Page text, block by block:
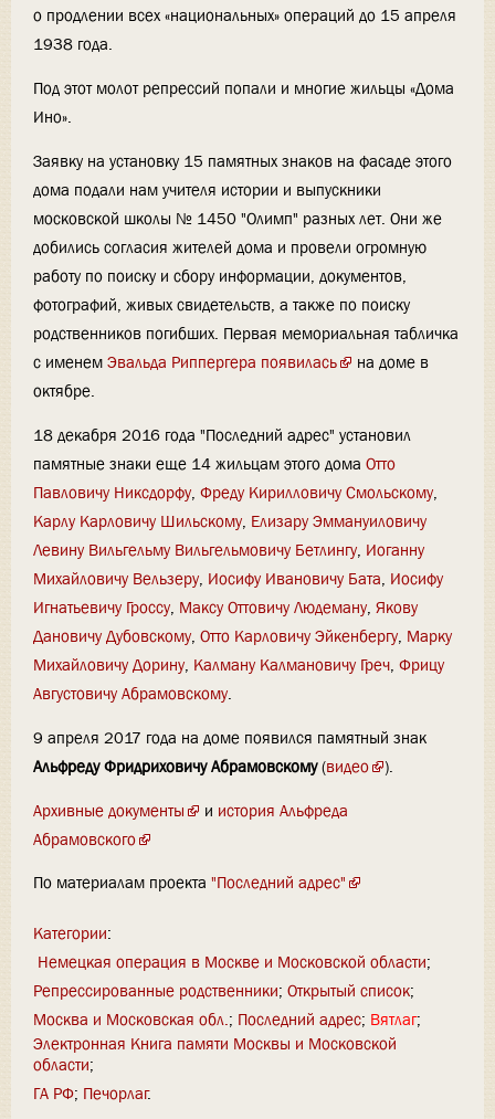
о продлении всех «национальных» операций до 15 апреля
1938 года.
Под этот молот репрессий попали и многие жильцы «Дома
Ино».
Заявку на установку 15 памятных знаков на фасаде этого
дома подали нам учителя истории и выпускники
московской школы № 1450 "Олимп" разных лет. Они же
добились согласия жителей дома и провели огромную
работу по поиску и сбору информации, документов,
фотографий, живых свидетельств, а также по поиску
родственников погибших. Первая мемориальная табличка
с именем Эвальда Риппергера появилась
на доме в
октябре.
18 декабря 2016 года "Последний адрес" установил
памятные знаки еще 14 жильцам этого дома Отто
Павловичу Никсдорфу, Фреду Кирилловичу Смольскому,
Карлу Карловичу Шильскому, Елизару Эммануиловичу
Левину Вильгельму Вильгельмовичу Бетлингу, Иоганну
Михайловичу Вельзеру, Иосифу Ивановичу Бата, Иосифу
Игнатьевичу Гроссу, Максу Оттовичу Людеману, Якову
Дановичу Дубовскому, Отто Карловичу Эйкенбергу, Марку
Михайловичу Дорину, Калману Калмановичу Греч, Фрицу
Августовичу Абрамовскому.
9 апреля 2017 года на доме появился памятный знак
Альфреду Фридриховичу Абрамовскому(видео
).
Архивные документы
и история Альфреда
Абрамовского
По материалам проекта "Последний адрес"
Категории:
Немецкая операция в Москве и Московской области
Репрессированные родственники Открытый список
Москва и Московская обл. Последний адрес Вятлаг
Электронная Книга памяти Москвы и Московской
области
ГА РФ Печорлаг